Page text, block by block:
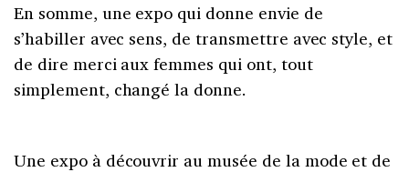
En somme, une expo qui donne envie de
s’habiller avec sens, de transmettre avec style, et
de dire merci aux femmes qui ont, tout
simplement, changé la donne.
Une expo à découvrir au musée de la mode et de